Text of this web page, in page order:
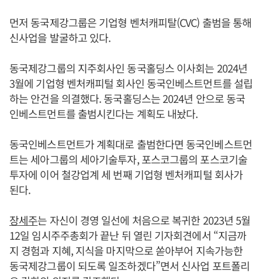
먼저 동국제강그룹은 기업형 벤처캐피탈(CVC) 출범을 통해
신사업을 발굴하고 있다.
동국제강그룹의 지주회사인 동국홀딩스 이사회는 2024년
3월에 기업형 벤처캐피털 회사인 동국인베스트먼트를 설립
하는 안건을 의결했다. 동국홀딩스는 2024년 안으로 동국
인베스트먼트를 출범시킨다는 계획도 내놨다.
동국인베스트먼트가 계획대로 출범한다면 동국인베스트먼
트는 세아그룹의 세아기술투자, 포스코그룹의 포스코기술
투자에 이어 철강업계 세 번째 기업형 벤처캐피털 회사가
된다.
장세주는 자신이 경영 일선에 처음으로 복귀한 2023년 5월
12일 임시주주총회가 끝난 뒤 열린 기자회견에서 “지금까
지 경험과 지혜, 지식을 마지막으로 쏟아부어 지속가능한
동국제강그룹이 되도록 일조하겠다”면서 신사업 포트폴리